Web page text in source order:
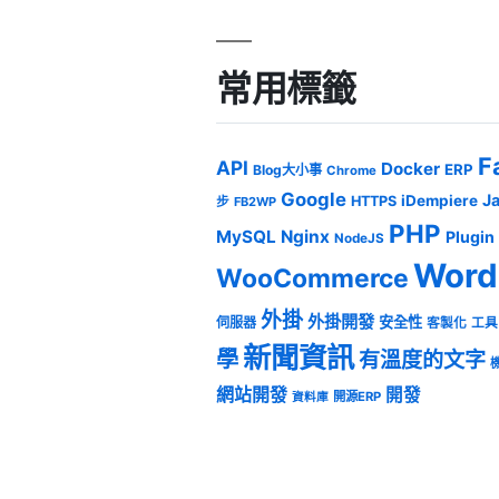
常用標籤
API Blog大小事 Chrome Docker ERP
步 FB2WP Google HTTPS iDempiere
MySQL Nginx NodeJS PHP Plugin
WooCommerce
伺服器 外掛 外掛開發 安全性 客製化 工具
學 新聞資訊有溫度的文字
網站開發 資料庫 開源ERP 開發